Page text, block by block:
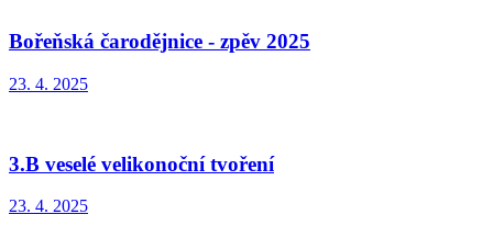
Bořeňská čarodějnice - zpěv 2025
23. 4. 2025
3.B veselé velikonoční tvoření
23. 4. 2025